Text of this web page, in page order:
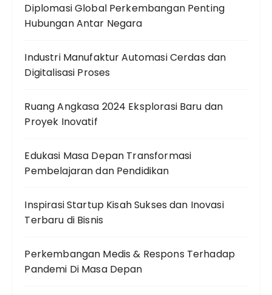
Diplomasi Global Perkembangan Penting
Hubungan Antar Negara
Industri Manufaktur Automasi Cerdas dan
Digitalisasi Proses
Ruang Angkasa 2024 Eksplorasi Baru dan
Proyek Inovatif
Edukasi Masa Depan Transformasi
Pembelajaran dan Pendidikan
Inspirasi Startup Kisah Sukses dan Inovasi
Terbaru di Bisnis
Perkembangan Medis & Respons Terhadap
Pandemi Di Masa Depan